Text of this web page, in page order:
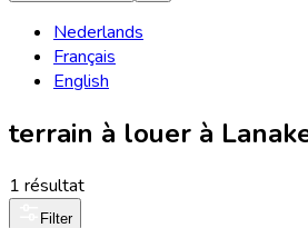
Nederlands
Français
English
terrain à louer à
1 résultat
Filter